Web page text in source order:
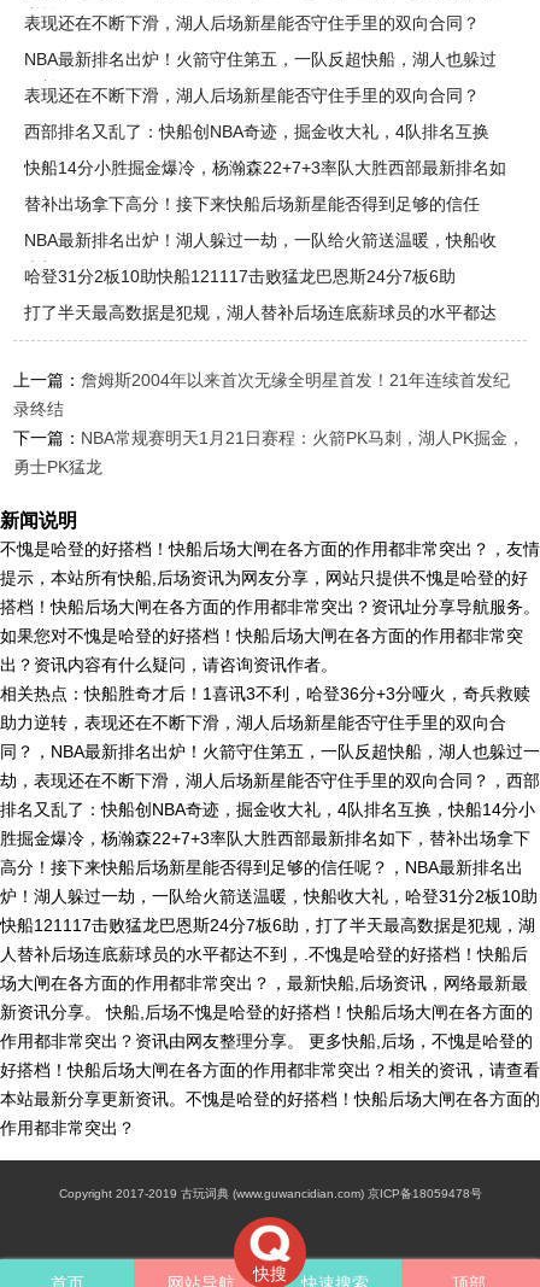
逆转
表现还在不断下滑，湖人后场新星能否守住手里的双向合同？
NBA最新排名出炉！火箭守住第五，一队反超快船，湖人也躲过
一劫
表现还在不断下滑，湖人后场新星能否守住手里的双向合同？
西部排名又乱了：快船创NBA奇迹，掘金收大礼，4队排名互换
快船14分小胜掘金爆冷，杨瀚森22+7+3率队大胜西部最新排名如
下
替补出场拿下高分！接下来快船后场新星能否得到足够的信任
呢？
NBA最新排名出炉！湖人躲过一劫，一队给火箭送温暖，快船收
大礼
哈登31分2板10助快船121117击败猛龙巴恩斯24分7板6助
打了半天最高数据是犯规，湖人替补后场连底薪球员的水平都达
不到
上一篇：詹姆斯2004年以来首次无缘全明星首发！21年连续首发纪
录终结
下一篇： NBA常规赛明天1月21日赛程：火箭PK马刺，湖人PK掘金，
勇士PK猛龙
新闻说明
不愧是哈登的好搭档！快船后场大闸在各方面的作用都非常突出？，友情
提示，本站所有快船,后场资讯为网友分享，网站只提供不愧是哈登的好
搭档！快船后场大闸在各方面的作用都非常突出？资讯址分享导航服务。
如果您对不愧是哈登的好搭档！快船后场大闸在各方面的作用都非常突
出？资讯内容有什么疑问，请咨询资讯作者。
相关热点：快船胜奇才后！1喜讯3不利，哈登36分+3分哑火，奇兵救赎
助力逆转，表现还在不断下滑，湖人后场新星能否守住手里的双向合
同？，NBA最新排名出炉！火箭守住第五，一队反超快船，湖人也躲过一
劫，表现还在不断下滑，湖人后场新星能否守住手里的双向合同？，西部
排名又乱了：快船创NBA奇迹，掘金收大礼，4队排名互换，快船14分小
胜掘金爆冷，杨瀚森22+7+3率队大胜西部最新排名如下，替补出场拿下
高分！接下来快船后场新星能否得到足够的信任呢？，NBA最新排名出
炉！湖人躲过一劫，一队给火箭送温暖，快船收大礼，哈登31分2板10助
快船121117击败猛龙巴恩斯24分7板6助，打了半天最高数据是犯规，湖
人替补后场连底薪球员的水平都达不到，.不愧是哈登的好搭档！快船后
场大闸在各方面的作用都非常突出？，最新快船,后场资讯，网络最新最
新资讯分享。 快船,后场不愧是哈登的好搭档！快船后场大闸在各方面的
作用都非常突出？资讯由网友整理分享。 更多快船,后场，不愧是哈登的
好搭档！快船后场大闸在各方面的作用都非常突出？相关的资讯，请查看
本站最新分享更新资讯。不愧是哈登的好搭档！快船后场大闸在各方面的
作用都非常突出？
快搜
Copyright 2017-2019 古玩词典 (www.guwancidian.com) 京ICP备18059478号